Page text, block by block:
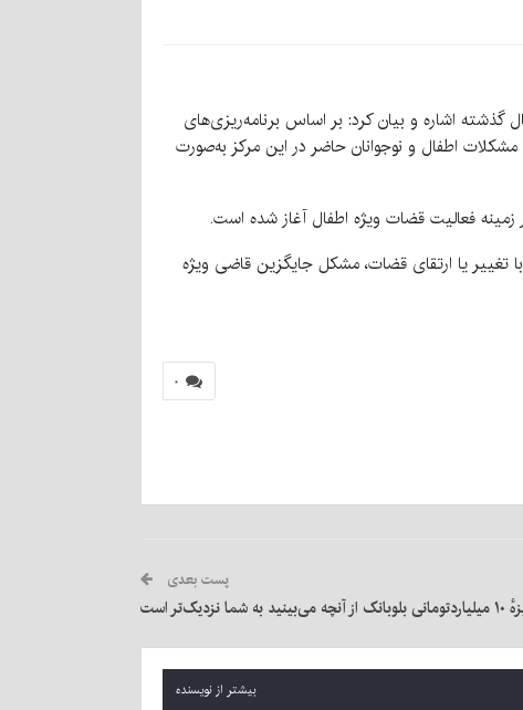
سال جاری نسبت به سال گذشته اشاره و بیان کرد: بر اساس برنامه‌ریزی‌های
مشکلات اطفال و نوجوانان حاضر در این مرکز به‌صورت
یا ارتقای قضات، مشکل جایگزین قاضی ویژه
۰
پست بعدی
به شما نزدیک‌تر است
بیشتر از نویسنده